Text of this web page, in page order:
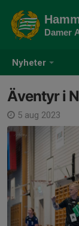
Nyheter
Damer
Äventyr i
5 aug 2023